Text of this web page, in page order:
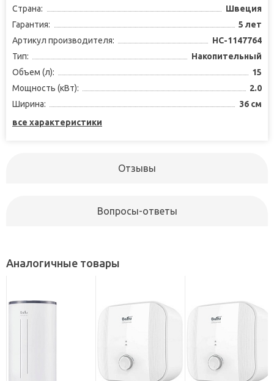
Страна:
Швеция
Гарантия:
5 лет
Артикул производителя:
НС-1147764
Тип:
Накопительный
Объем (л):
15
Мощность (кВт):
2.0
Ширина:
36 см
все характеристики
Отзывы
Вопросы-ответы
Аналогичные товары